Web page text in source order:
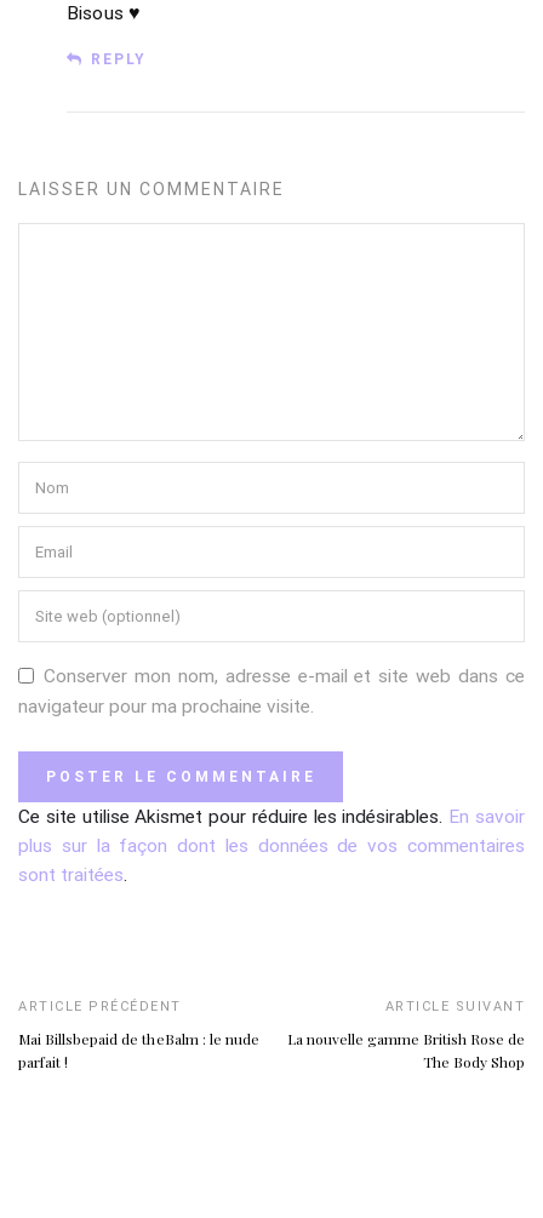
Bisous ♥
REPLY
LAISSER UN COMMENTAIRE
Conserver mon nom, adresse e-mail et site web dans ce
navigateur pour ma prochaine visite.
Ce site utilise Akismet pour réduire les indésirables. En savoir
plus sur la façon dont les données de vos commentaires
sont traitées
ARTICLE PRÉCÉDENT
Mai Billsbepaid de theBalm : le nude
parfait !
ARTICLE SUIVANT
La nouvelle gamme British Rose de
The Body Shop